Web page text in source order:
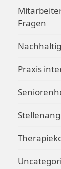
Fragen
Praxis